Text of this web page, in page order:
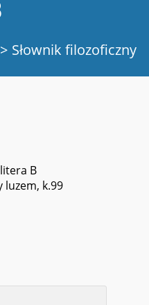
> Słownik filozoficzny
B
luzem, k.99